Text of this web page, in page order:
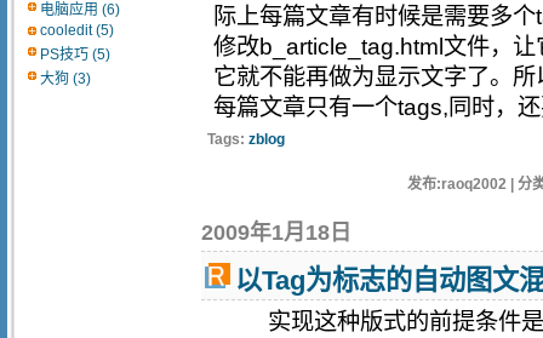
电脑应用 (6)
cooledit (5)
PS技巧 (5)
大狗 (3)
际上每篇文章有时候是需要多
修改b_article_tag.html文件，
它就不能再做为显示文字了。
每篇文章只有一个tags,同时，
Tags: zblog
发布:raoq2002 | 分
2009年1月18日
以Tag为标志的自动图文
实现这种版式的前提条件是